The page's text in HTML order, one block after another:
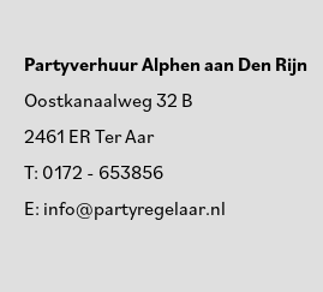
Partyverhuur Alphen aan Den Rijn
Oostkanaalweg 32 B
2461 ER Ter Aar
T: 0172 - 653856
E: info@partyregelaar.nl